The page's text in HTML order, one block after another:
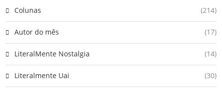
Colunas (214)
Autor do mês (17)
LiteralMente Nostalgia (14)
Literalmente Uai (30)